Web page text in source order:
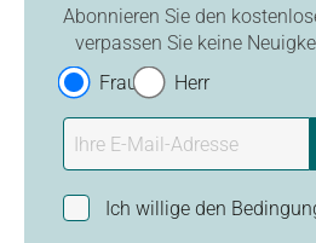
Abonnieren Sie den
verpassen Sie keine
Frau
Herr
Ich willige den